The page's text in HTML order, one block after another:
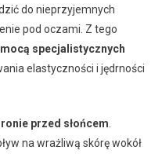
do nieprzyjemnych
pod oczami. Z tego
specjalistycznych
elastyczności i jędrności
przed słońcem
na wrażliwą skórę wokół